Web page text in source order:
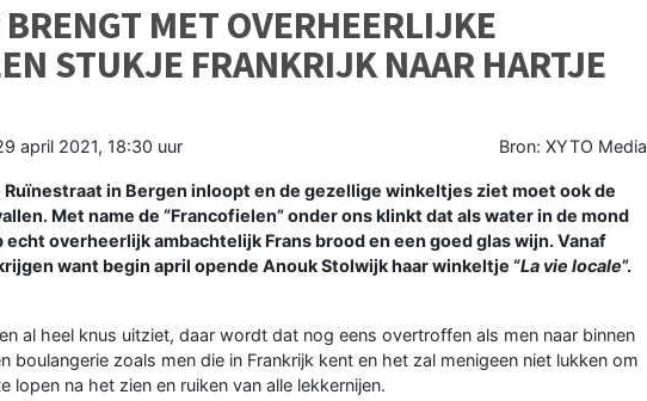
MET OVERHEERLIJKE
STUKJE FRANKRIJK NAAR HARTJE
april 2021, 18:30 uur Bron: XYTO Media
Ruïnestraat in Bergen inloopt en de gezellige winkeltjes ziet moet ook de
Met name de “Francofielen” onder ons klinkt dat als water in de mond
overheerlijk ambachtelijk Frans brood en een goed glas wijn. Vanaf
want begin april opende Anouk Stolwijk haar winkeltje “La vie locale”.
al heel knus uitziet, daar wordt dat nog eens overtroffen als men naar binnen
boulangerie zoals men die in Frankrijk kent en het zal menigeen niet lukken om
lopen na het zien en ruiken van alle lekkernijen.